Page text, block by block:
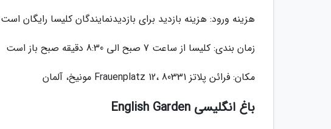
هزینه ورود: هزینه بازدید برای بازدیدنمایندگان کلیسا رایگان
زمان بندی: کلیسا از ساعت 7 صبح الی 8:30 دقیقه صبح باز است
مکان: فرائن پلاتز Frauenplatz 12، 80331 مونیخ، آلمان
باغ انگلیسی English Garden